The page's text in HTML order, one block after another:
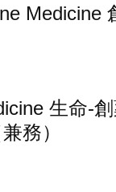
Medicine
生命-
務）